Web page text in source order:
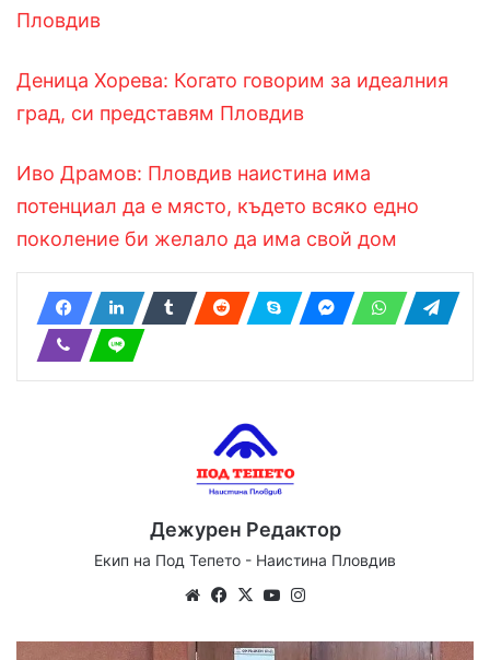
Пловдив
Деница Хорева: Когато говорим за идеалния
град, си представям Пловдив
Иво Драмов: Пловдив наистина има
потенциал да е място, където всяко едно
поколение би желало да има свой дом
Дежурен Редактор
Екип на Под Тепето - Наистина Пловдив
We
te
Fa
bo
X
Yo
ub ra